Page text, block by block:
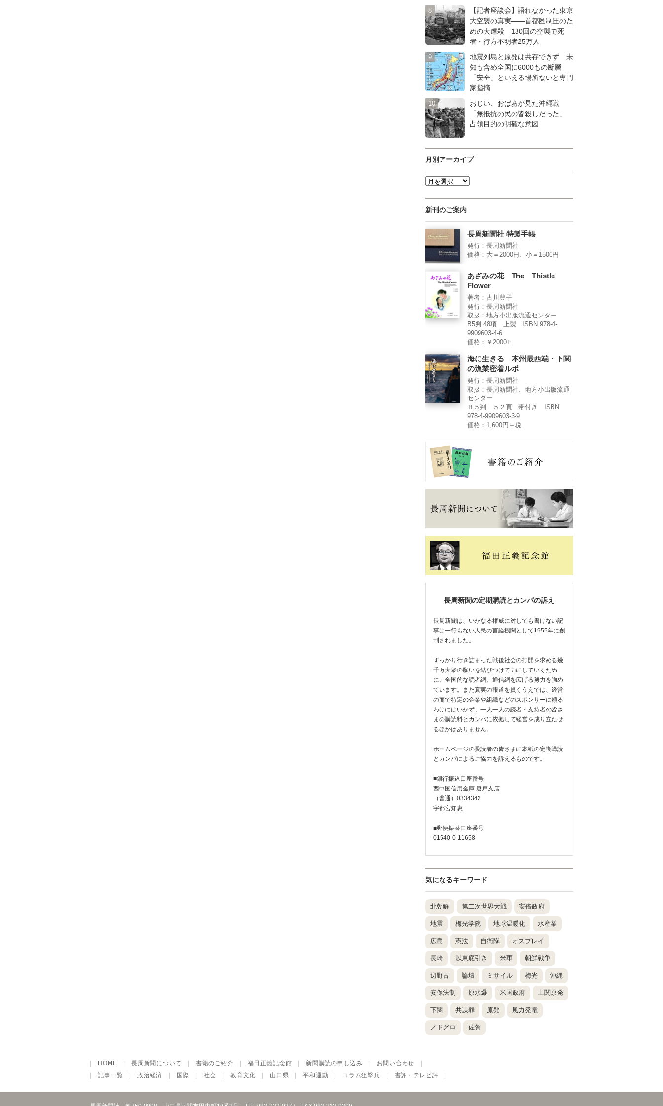
【記者座談会】語れなかった東京
大空襲の真実――首都圏制圧のた
めの大虐殺 130回の空襲で死
者・行方不明者25万人
地震列島と原発は共存できず 未
知も含め全国に6000もの断層
「安全」といえる場所ないと専門
家指摘
おじい、おばあが見た沖縄戦
「無抵抗の民の皆殺しだった」
占領目的の明確な意図
月別アーカイブ
新刊のご案内
長周新聞社 特製手帳
発行：長周新聞社
価格：大＝2000円、小＝1500円
あざみの花 The Thistle
Flower
著者：古川豊子
発行：長周新聞社
取扱：地方小出版流通センター
B5判 48項 上製 ISBN 978-4-
9909603-4-6
価格：￥2000Ｅ
海に生きる 本州最西端・下関
の漁業密着ルポ
発行：長周新聞社
取扱：長周新聞社、地方小出版流通
センター
Ｂ５判 ５２頁 帯付き ISBN
978-4-9909603-3-9
価格：1,600円＋税
長周新聞の定期購読とカンパの訴え
長周新聞は、いかなる権威に対しても書けない記
事は一行もない人民の言論機関として1955年に創
刊されました。
すっかり行き詰まった戦後社会の打開を求める幾
千万大衆の願いを結びつけて力にしていくため
に、全国的な読者網、通信網を広げる努力を強め
ています。また真実の報道を貫くうえでは、経営
の面で特定の企業や組織などのスポンサーに頼る
わけにはいかず、一人一人の読者・支持者の皆さ
まの購読料とカンパに依拠して経営を成り立たせ
るほかはありません。
ホームページの愛読者の皆さまに本紙の定期購読
とカンパによるご協力を訴えるものです。
■銀行振込口座番号
西中国信用金庫 唐戸支店
（普通）0334342
宇都宮知恵
■郵便振替口座番号
01540-0-11658
気になるキーワード
北朝鮮 第二次世界大戦 安倍政府
地震 梅光学院 地球温暖化 水産業
広島 憲法 自衛隊 オスプレイ
長崎 以東底引き 米軍 朝鮮戦争
辺野古 論壇 ミサイル 梅光 沖縄
安保法制 原水爆 米国政府 上関原発
下関 共謀罪 原発 風力発電
ノドグロ 佐賀
HOME |長周新聞について |書籍のご紹介 |福田正義記念館 新聞購読の申し込み お問い合わせ
|記事一覧 |政治経済 国際 社会 |教育文化 山口県 |平和運動 コラム狙撃兵 書評・テレビ評